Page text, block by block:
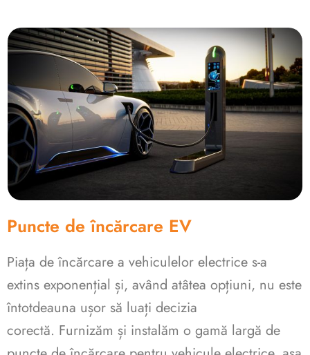
Puncte de încărcare EV
Piața de încărcare a vehiculelor electrice s-a
extins exponențial și, având atâtea opțiuni, nu este
întotdeauna ușor să luați decizia
corectă. Furnizăm și instalăm o gamă largă de